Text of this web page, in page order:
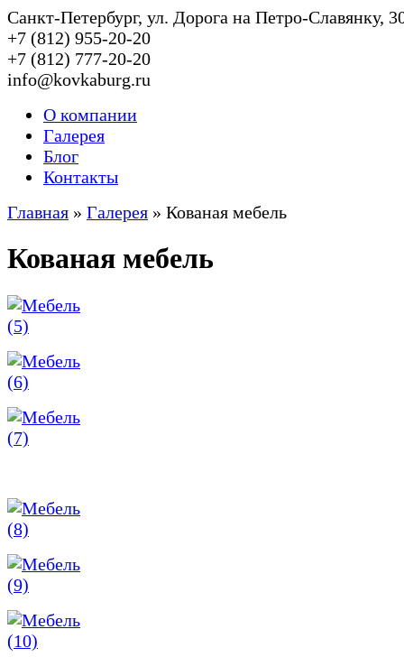
Cанкт-Петербург, ул. Дорога на Петро-Славянку,
+7 (812) 955-20-20
+7 (812) 777-20-20
info@kovkaburg.ru
О компании
Галерея
Блог
Контакты
Главная » Галерея » Кованая мебель
Кованая мебель